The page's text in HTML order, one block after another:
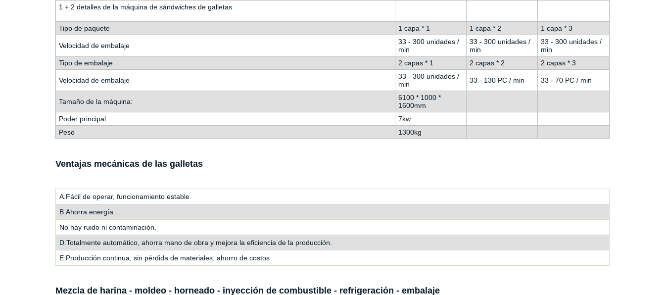
1 + 2 detalles de la máquina de sándwiches de galletas
Tipo de paquete 1 capa * 1 1 capa * 2 1 capa * 3
Velocidad de embalaje
33 - 300 unidades /
min
33 - 300 unidades /
min
33 - 300 unidades /
min
Tipo de embalaje
2 capas * 1 2 capas * 2 2 capas * 3
Velocidad de embalaje
33 - 300 unidades /
min
33 - 130 PC / min 33 - 70 PC / min
Tamaño de la máquina:
6100 * 1000 *
1600mm
Poder principal
7kw
Peso
1300kg
Ventajas mecánicas de las galletas
A.Fácil de operar, funcionamiento estable.
B.Ahorra energía.
No hay ruido ni contaminación.
D.Totalmente automático, ahorra mano de obra y mejora la eficiencia de la producción.
E.Producción continua, sin pérdida de materiales, ahorro de costos
Mezcla de harina - moldeo - horneado - inyección de combustible - refrigeración - embalaje